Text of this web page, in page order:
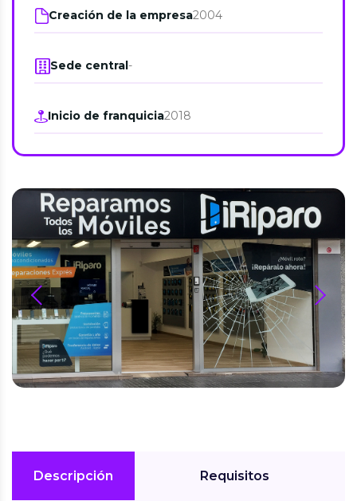
Creación de la empresa2004
Sede central-
Inicio de franquicia2018
prev next
Descripción Requisitos